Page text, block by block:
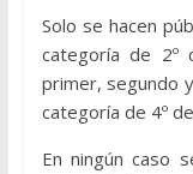
Solo se hacen
categoría de 2º
primer, segundo
categoría de 4º
En ningún caso